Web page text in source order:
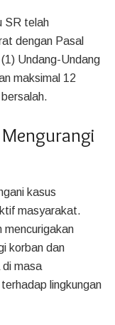
SR telah
dengan Pasal
Undang-Undang
maksimal 12
kasus
masyarakat.
mencurigakan
korban dan
di masa
lingkungan